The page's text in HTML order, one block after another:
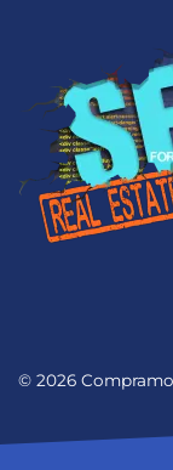
© 2026